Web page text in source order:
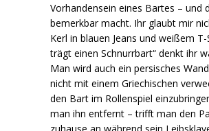
Vorhandensein eines Bartes – und
bemerkbar macht. Ihr glaubt mir
Kerl in blauen Jeans und weißem
trägt einen Schnurrbart“ denkt ihr
Man wird auch ein persisches
nicht mit einem Griechischen
den Bart im Rollenspiel
man ihn entfernt – trifft man den